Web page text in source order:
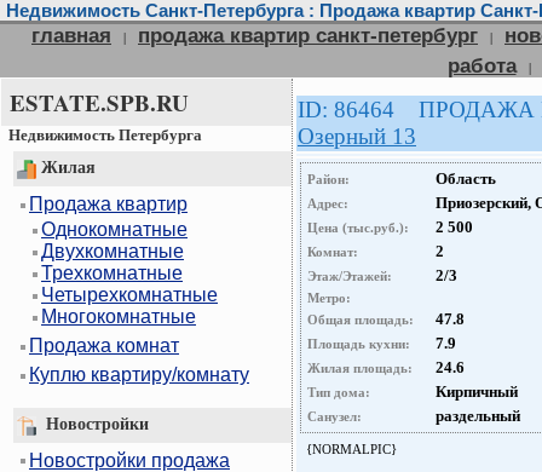
Недвижимость Санкт-Петербурга : Продажа квартир Санкт-
главная | продажа квартир санкт-петербург |
работа
|
ESTATE.SPB.RU
Недвижимость Петербурга
Жилая
Продажа квартир
Однокомнатные
Двухкомнатные
Трехкомнатные
Четырехкомнатные
Многокомнатные
Продажа комнат
Куплю квартиру/комнату
Новостройки
Новостройки продажа
ID: 86464
Озерный 13
Район: Область
Адрес: Приозерский,
Цена (тыс.руб.): 2 500
Комнат: 2
Этаж/Этажей: 2/3
Метро:
Общая площадь:
47.8
Площадь кухни: 7.9
Жилая площадь: 24.6
Тип дома: Кирпичный
Санузел: раздельный
{NORMALPIC}